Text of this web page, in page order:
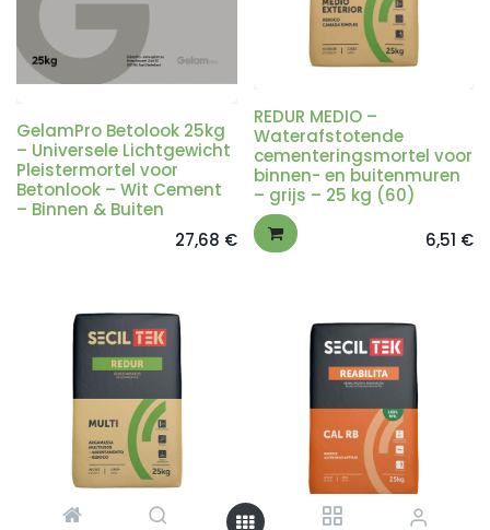
GelamPro Betolook 25kg
– Universele Lichtgewicht
Pleistermortel voor
Betonlook – Wit Cement
– Binnen & Buiten
27,68 €
REDUR MEDIO –
Waterafstotende
cementeringsmortel voor
binnen- en buitenmuren
– grijs – 25 kg (60)
6,51 €